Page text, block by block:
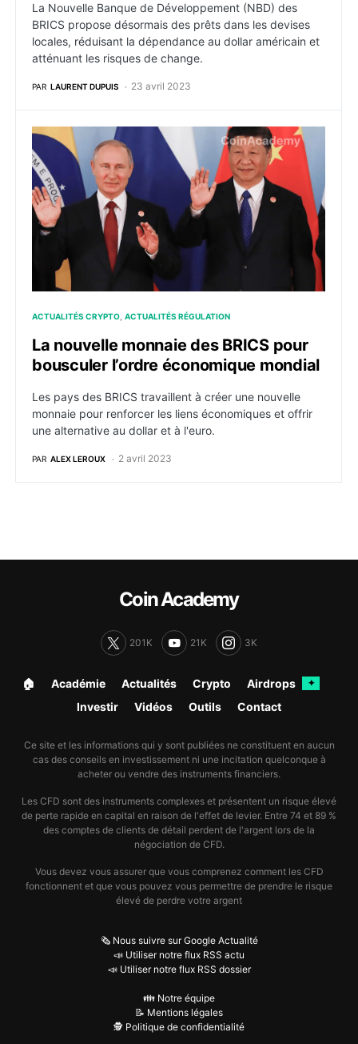
La Nouvelle Banque de Développement (NBD) des
BRICS propose désormais des prêts dans les devises
locales, réduisant la dépendance au dollar américain et
atténuant les risques de change.
PAR LAURENT DUPUIS 23 avril 2023
La nouvelle monnaie des BRICS pour bousculer
ACTUALITÉS CRYPTO ACTUALITÉS RÉGULATION
La nouvelle monnaie des BRICS pour
bousculer l’ordre économique mondial
Les pays des BRICS travaillent à créer une nouvelle
monnaie pour renforcer les liens économiques et offrir
une alternative au dollar et à l'euro.
PAR ALEX LEROUX 2 avril 2023
Coin Academy
201K 21K 3K
🏠︎ Académie Actualités Crypto Airdrops ✦
Investir Vidéos Outils Contact
Ce site et les informations qui y sont publiées ne constituent en aucun
cas des conseils en investissement ni une incitation quelconque à
acheter ou vendre des instruments financiers.
Les CFD sont des instruments complexes et présentent un risque élevé
de perte rapide en capital en raison de l'effet de levier. Entre 74 et 89 %
des comptes de clients de détail perdent de l'argent lors de la
négociation de CFD.
Vous devez vous assurer que vous comprenez comment les CFD
fonctionnent et que vous pouvez vous permettre de prendre le risque
élevé de perdre votre argent
🗞️ Nous suivre sur Google Actualité
📣 Utiliser notre flux RSS actu
📣 Utiliser notre flux RSS dossier
👪 Notre équipe
📝 Mentions légales
🕵️ Politique de confidentialité